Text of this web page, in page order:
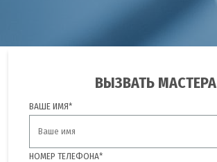
ВЫЗВАТЬ МАСТЕРА
ВАШЕ ИМЯ*
НОМЕР ТЕЛЕФОНА*